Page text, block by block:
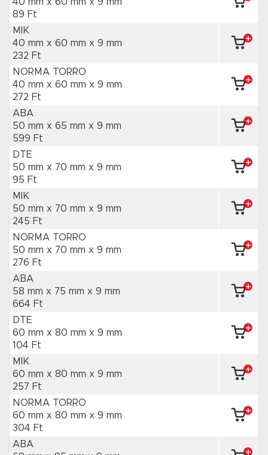
89 Ft
MIK
40 mm x 60 mm x 9 mm
232 Ft
NORMA TORRO
40 mm x 60 mm x 9 mm
272 Ft
ABA
50 mm x 65 mm x 9 mm
599 Ft
DTE
50 mm x 70 mm x 9 mm
95 Ft
MIK
50 mm x 70 mm x 9 mm
245 Ft
NORMA TORRO
50 mm x 70 mm x 9 mm
276 Ft
ABA
58 mm x 75 mm x 9 mm
664 Ft
DTE
60 mm x 80 mm x 9 mm
104 Ft
MIK
60 mm x 80 mm x 9 mm
257 Ft
NORMA TORRO
60 mm x 80 mm x 9 mm
304 Ft
ABA